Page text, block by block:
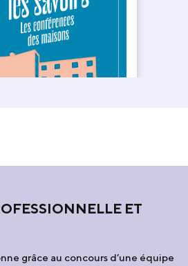
ET
grâce au concours d’une équipe